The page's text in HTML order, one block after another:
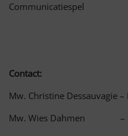
Communicatiespel
Contact:
Mw. Christine Dessauvagie
Mw. Wies Dahmen – E-